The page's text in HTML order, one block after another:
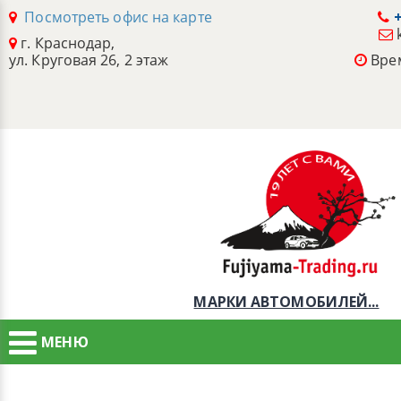
Посмотреть офис на карте
г. Краснодар,
ул. Круговая 26, 2 этаж
МАРКИ АВТОМОБИЛЕЙ...
МЕНЮ